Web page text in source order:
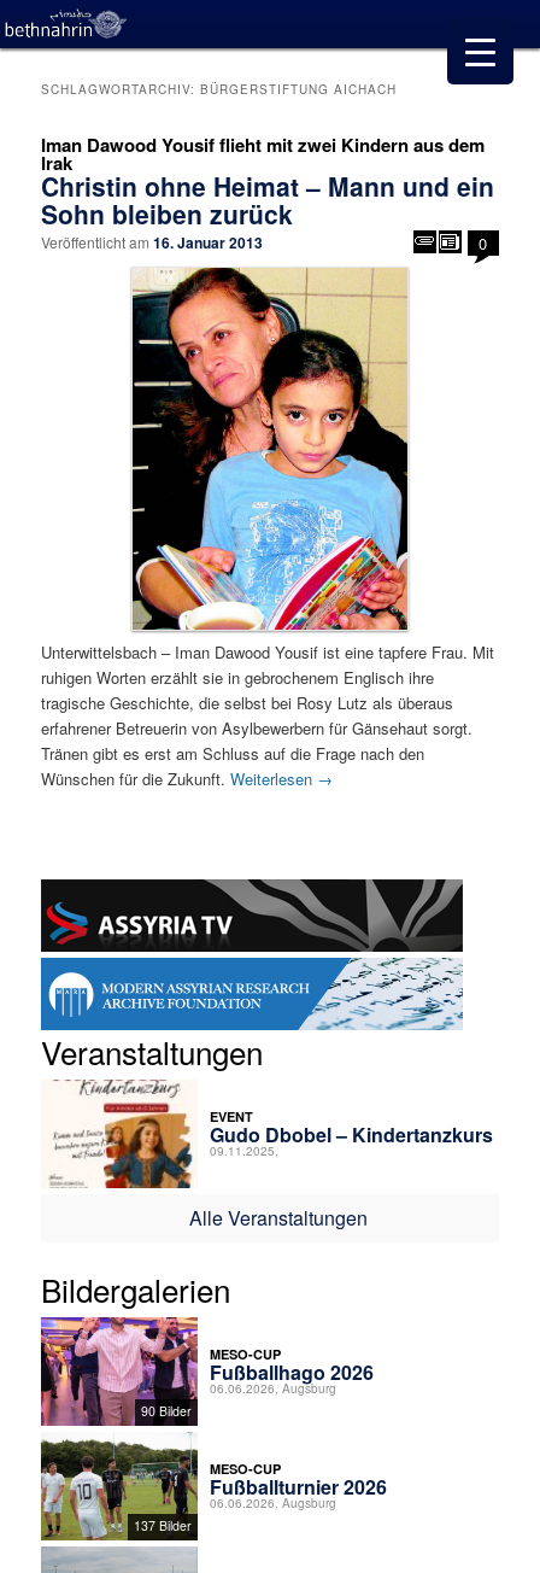
SCHLAGWORTARCHIV:BÜRGERSTIFTUNG AICHACH
Iman Dawood Yousif flieht mit zwei Kindern aus dem
Irak
Christin ohne Heimat – Mann und ein
Sohn bleiben zurück
Veröffentlicht am16. Januar 2013 0
Unterwittelsbach – Iman Dawood Yousif ist eine tapfere Frau. Mit
ruhigen Worten erzählt sie in gebrochenem Englisch ihre
tragische Geschichte, die selbst bei Rosy Lutz als überaus
erfahrener Betreuerin von Asylbewerbern für Gänsehaut sorgt.
Tränen gibt es erst am Schluss auf die Frage nach den
Wünschen für die Zukunft.Weiterlesen →
Veranstaltungen
EVENT
Gudo Dbobel – Kindertanzkurs
09.11.2025,
Alle Veranstaltungen
Bildergalerien
90 Bilder
MESO-CUP
Fußballhago 2026
06.06.2026, Augsburg
137 Bilder
MESO-CUP
Fußballturnier 2026
06.06.2026, Augsburg